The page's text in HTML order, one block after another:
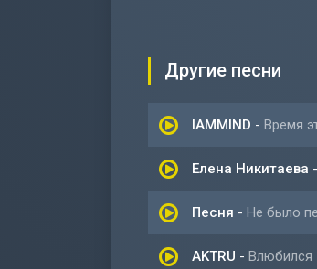
Другие песни
IAMMIND - Время
Елена Никитаева -
Песня - Не было
AKTRU - Влюбился